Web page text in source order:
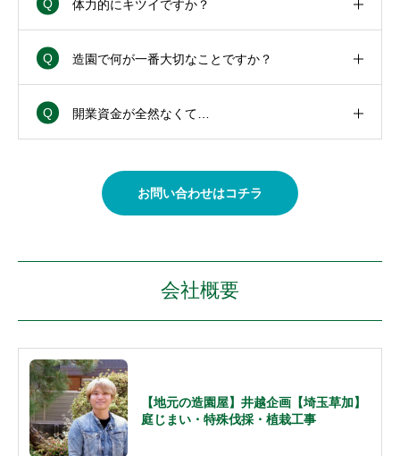
体力的にキツイですか？
造園で何が一番大切なことですか？
開業資金が全然なくて…
お問い合わせはコチラ
会社概要
【地元の造園屋】井越企画【埼玉草加】
庭じまい・特殊伐採・植栽工事